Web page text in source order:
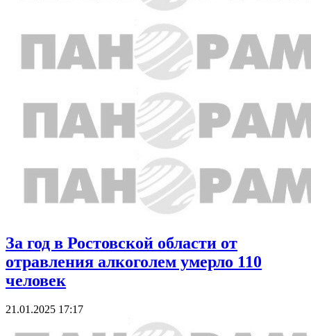
За год в Ростовской области от
отравления алкоголем умерло 110
человек
21.01.2025 17:17